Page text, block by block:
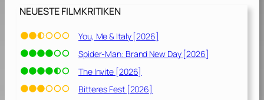
i
l
„
E
i
NEUESTE FILMKRITIKEN
You, Me & Italy [2026]
Spider-Man: Brand New Day [2026]
The Invite [2026]
Bitteres Fest [2026]